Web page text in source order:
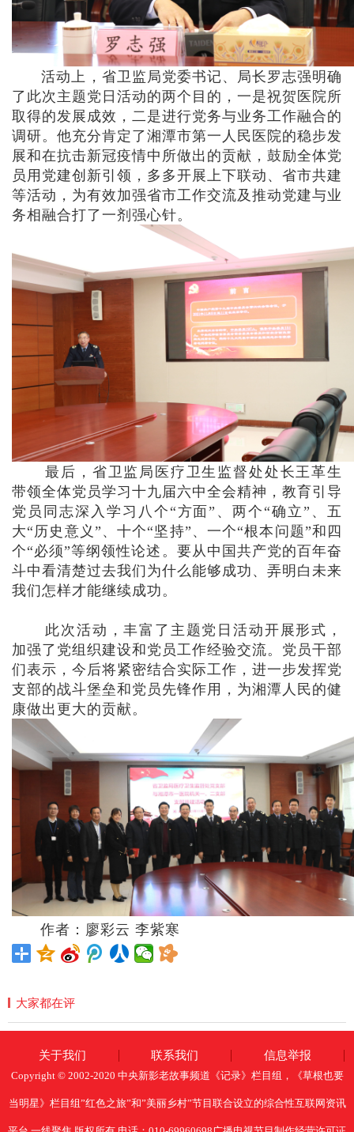
活动上，省卫监局党委书记、局长罗志强明确
了此次主题党日活动的两个目的，一是祝贺医院所
取得的发展成效，二是进行党务与业务工作融合的
调研。他充分肯定了湘潭市第一人民医院的稳步发
展和在抗击新冠疫情中所做出的贡献，鼓励全体党
员用党建创新引领，多多开展上下联动、省市共建
等活动，为有效加强省市工作交流及推动党建与业
务相融合打了一剂强心针。
最后，省卫监局医疗卫生监督处处长王革生
带领全体党员学习十九届六中全会精神，教育引导
党员同志深入学习八个“方面”、两个“确立”、五
大“历史意义”、十个“坚持”、一个“根本问题”和四
个“必须”等纲领性论述。要从中国共产党的百年奋
斗中看清楚过去我们为什么能够成功、弄明白未来
我们怎样才能继续成功。
此次活动，丰富了主题党日活动开展形式，
加强了党组织建设和党员工作经验交流。党员干部
们表示，今后将紧密结合实际工作，进一步发挥党
支部的战斗堡垒和党员先锋作用，为湘潭人民的健
康做出更大的贡献。
作者：廖彩云 李紫寒
大家都在评
关于我们 联系我们 信息举报
Copyright © 2002-2020 中央新影老故事频道《记录》栏目组，《草根也要
当明星》栏目组”红色之旅”和”美丽乡村”节目联合设立的综合性互联网资讯